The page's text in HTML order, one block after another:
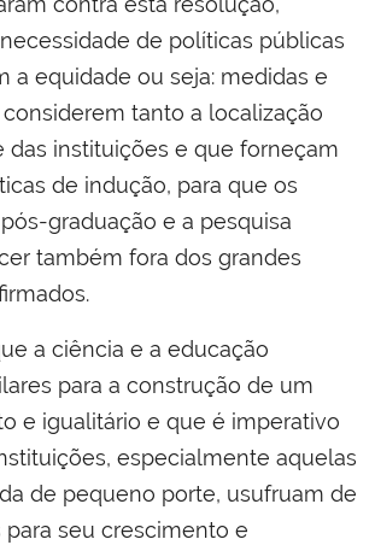
de políticas públicas
a equidade ou seja: medidas e
tanto a localização
das instituições e que forneçam
de indução, para que os
graduação e a pesquisa
também fora dos grandes
a ciência e a educação
para a construção de um
e igualitário e que é imperativo
especialmente aquelas
de pequeno porte, usufruam de
seu crescimento e